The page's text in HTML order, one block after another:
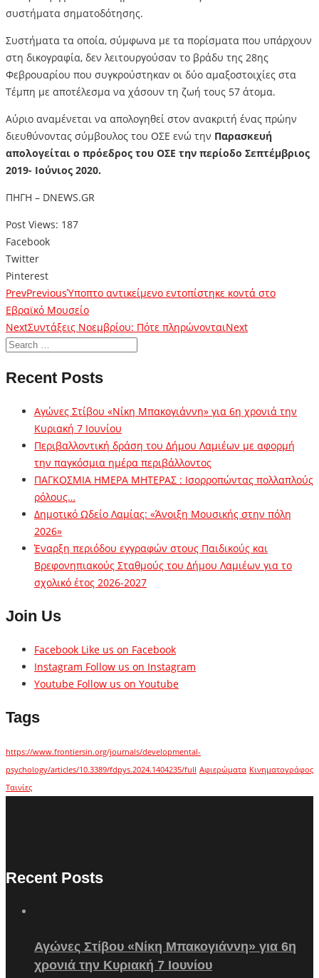
συστήματα σηματοδότησης.
Συστήματα τα οποία, σύμφωνα με τα πορίσματα που υπάρχουν
στη δικογραφία, δεν λειτουργούσαν το βράδυ της 28ης
Φεβρουαρίου που συγκρούστηκαν οι δύο αμαξοστοιχίες στα
Τέμπη με αποτέλεσμα να χάσουν τη ζωή τους 57 άτομα.
Αύριο αναμένεται να απολογηθεί στον ανακριτή ένας πρώην
διευθύνοντας σύμβουλος του ΟΣΕ ενώ την Παρασκευή
απολογείται ο πρόεδρος του ΟΣΕ την περίοδο Σεπτέμβριος
2019- Ιούνιος 2020.
ΠΗΓΗ – DNEWS.GR
Post Views: 187
Facebook
Twitter
Pinterest
PrevPreviousΎποπτο αντικείμενο εντοπίστηκε κοντά στο
Εβραϊκό Μουσείο
NextΣυντάξεις Νοεμβρίου: Πότε πληρώνονταιNext
Recent Posts
Αγώνες Στίβου «Νίκη Μπακογιάννη» για 6η χρονιά την
Κυριακή 7 Ιουνίου
Περιβαλλοντική δράση του Δήμου Λαμιέων με αφορμή
την παγκόσμια ημέρα περιβάλλοντος
ΠΑΓΚΟΣΜΙΑ ΗΜΕΡΑ ΜΗΤΕΡΑΣ : Ισορροπώντας πολλαπλούς
ρόλους…
Δημοτικό Ωδείο Λαμίας: «Άνοιξη Μουσικής στην πόλη
2026»
Έναρξη περιόδου εγγραφών στους Παιδικούς και
Βρεφονηπιακούς Σταθμούς του Δήμου Λαμιέων για το
σχολικό έτος 2026-2027
Join Us
Facebook Like us on Facebook
Instagram Follow us on Instagram
Youtube Follow us on Youtube
Tags
https://www.frontiersin.org/journals/developmental-
psychology/articles/10.3389/fdpys.2024.1404235/full Αφιερώματα Κινηματογράφος
Ταινίες
Recent Posts
Αγώνες Στίβου «Νίκη Μπακογιάννη» για 6η
χρονιά την Κυριακή 7 Ιουνίου